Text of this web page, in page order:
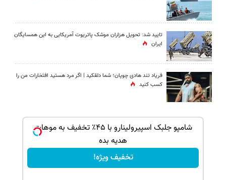
تایید شد: تحویل هزاران موشک پاتریوت آمریکایی به این همسایگان
ایران
فریاد تند هادی چوپان؛‌ شما دلقکید | اگر مرد هستید افتخارات من را
کسب کنید
شامپو جلبک اسپیرولینارو با ۴۵٪ تخفیف به موهات
هدیه بده
تخفیف ویژه!